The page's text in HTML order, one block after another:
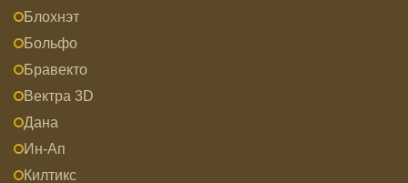
Блохнэт
Больфо
Бравекто
Вектра 3D
Дана
Ин-Ап
Килтикс